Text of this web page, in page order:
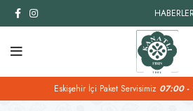
Eskişehir İçi Paket Servisimiz 07:00 -